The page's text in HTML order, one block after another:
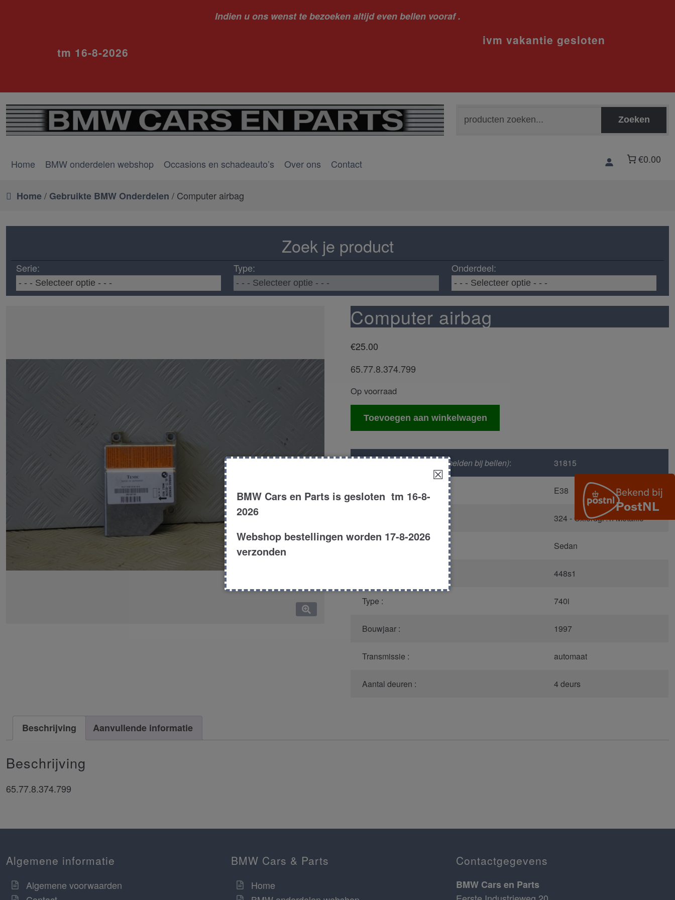
Indien u ons wenst te bezoeken altijd even bellen vooraf .
ivm vakantie gesloten
tm 16-8-2026
naar:
Zoeken
Home BMW onderdelen webshop Occasions en schadeauto’s Over ons Contact €0.00
Home/ Gebruikte BMW Onderdelen / Computer airbag
Zoek je product
Serie: Type: Onderdeel:
Computer airbag
€25.00
65.77.8.374.799
Op voorraad
Computer
Toevoegen aan winkelwagen
(graag melden bij bellen): 31815
Model : E38
324 - Oxfordgr?n Metallic
Sedan
448s1
Type : 740i
Bouwjaar : 1997
Transmissie : automaat
Aantal deuren : 4 deurs
Beschrijving Aanvullende informatie
Beschrijving
65.77.8.374.799
Algemene informatie
Algemene voorwaarden
BMW Cars & Parts
Home
Contactgegevens
BMW Cars en Parts
☒
BMW Cars en Parts is gesloten tm 16-8-
2026
Webshop bestellingen worden 17-8-2026
verzonden